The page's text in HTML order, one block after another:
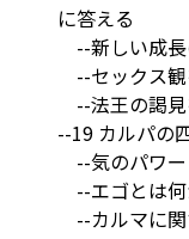
に答える
--新しい成
--セックス
--法王の謁見
--19 カルパの
--気のパワー
--エゴとは
--カルマに